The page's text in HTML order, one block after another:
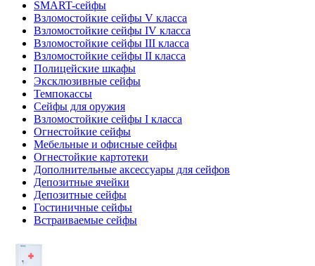
SMART-сейфы
Взломостойкие сейфы V класса
Взломостойкие сейфы IV класса
Взломостойкие сейфы III класса
Взломостойкие сейфы II класса
Полицейские шкафы
Эксклюзивные сейфы
Темпокассы
Сейфы для оружия
Взломостойкие сейфы I класса
Огнестойкие сейфы
Мебельные и офисные сейфы
Огнестойкие картотеки
Дополнительные аксессуары для сейфов
Депозитные ячейки
Депозитные сейфы
Гостиничные сейфы
Встраиваемые сейфы